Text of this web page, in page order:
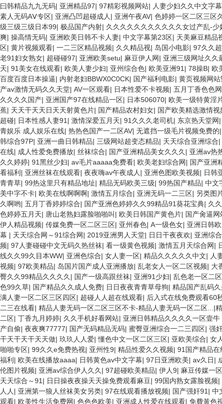
曰韩精品九九无码| 亚洲精品97| 97精彩视频网站| 人妻少妇久久中文字
素人无码AⅤ专区| 亚洲凸凹超碰成人 | 亚洲午夜AV| 色婷婷一区二区三区
级三级三级日本99| 极品国产内射| 久久久久久久久久久久久女过产乱-
爽| 操高情无码| 亚洲欧美日韩不卡人妻| 中文字幕第23区| 天美麻豆精品
区| 黄片视频观看| 一二三区精品视频| 久久精品视| 岛国小电影| 97久久
老91妇女熟女| 超碰碰97| 亚洲欧美setu| 麻豆伊人网| 亚洲三级网址久久
天| 91美女在线观看| 欧美人妻少妇| 亚州综合色| 欧美亚洲91 | 78操B| 欧
百度百度日本操逼| 内射老妇BBWX0C0CK| 国产福利电影| 黄页视频网站
产av激情无码久久天堂| AV一区观看| 日本性爱不卡视频| 五月丁香色色网
久久久久国产| 亚洲国产97在线精品一区| 日本506070| 欧美一级特黄淫
蕉| 天天干天天日天天射黄色片| 国产精品农村妇女| 国产欧美精选激情视
超碰| 日本性感人妻91 | 激情深爱五月天| 91久久久老司机| 东京热天堂网
青娱乐 成人娱乐在线| 热热色国产一二区AV| 无遮挡一级毛片视频免费的
韩综合97P| 亚洲一曲日韩精品| 三级网站超变态精品| 天天综合亚洲综合|
在线| 成人性爱免费播放| 丝袜综合| 国产亚洲精品美女久久久 | 亚洲av热
久久婷婷| 91黑丝少妇| av毛片aaaaa免费看| 欧美老妇综合网| 国产亚洲
看福利 | 亚洲丝袜在线观看| 夜夜嗨av午夜成人 | 亚洲色图欧美视频| 日韩
青青草| 99热这里只有精品地址| 精品无码欧美三级| 99热国产精品| 中文
美中字不卡| 欧美在线啊啊啊| 激情五月综合| 亚洲无码一二三区| 另类图
久啊哟| 五月丁香婷婷综合| 国产亚洲色婷婷久久99精品91葵花宝典| 久
色婷婷五月天| 唐山老熟妇露脸啪啪叫 | 欧美日韩国产黄色片| 国产肏逼网
伊人精品视频| 传媒免费一区二区三区| 亚州春色| A一级色女| 亚洲日韩
幕 | 天天综合网～91综合网| 2019亚洲男人天堂| 日日干夜夜欢| 亚洲综
频| 97人妻碰碰中文无码久热丝袜| 看一级黄色视频| 激情五月天综合网|
线久久99久目本WW| 亚洲色综合| 女人妻一区| 精品久久久久久中文| 人
视频| 97欧美精品| 岛国片国产成人亚洲播放| 乱老女人一区二区视频| 大
臀久久99精品久久久久 | 国产一级高跟丝袜| 亚洲91少妇| 乱色老一区二
色99久草| 国产精品久久成人免费| 日日夜夜青青草母狗| 精品国产乱码
满人妻一区二区三区四区| 超碰人人超在线观看| 后入式在线免费观看60
二三在线看| 精品人妻无码一区二区三区不卡-精品人妻无码一区二区...|
二区| 丁香九月婷婷| 久久手机好看网站| 亚洲日韩精品久久久久一区壹牛
产自偷| 夜夜爽77777| 国产无码精品无码| 蜜臀亚洲综合一二三四区| 强
干天干天干天天做| 玖玖人人爱|懂色中文一区二区三区| 亚欧美综合| 女
啪啪专区| 99久久e免费热视| 亚州性9| 精品性爱久久视频| 91国产精品在
福利 | 欧美在线播放aaaa| 日韩黄色av中文字幕| 97日亚洲欧美| av久日|
伦图片视频| 亚洲av综合伊人久久 | 97超碰欧美精品| 伊人9| 麻豆传媒一
天天综合～91 | 日日操夜夜操天天操免费观看麻豆| 99国内熟女露脸视频|
人人 | 亚洲第一狼人丝袜美女另类| 97在线观看播放视频| 国产强奸91 | 中
观看| 欧美性生活免费网| 色色色欧美| 亚洲成人性爱在线观看| 免費黃色